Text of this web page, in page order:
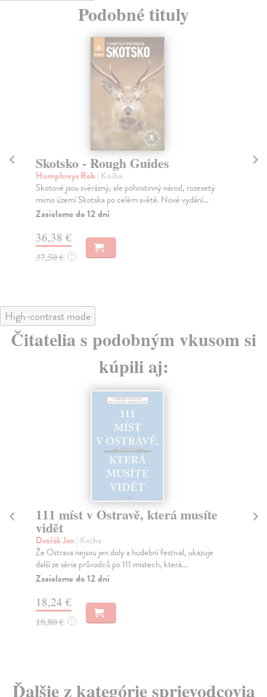
Podobné tituly
Skotsko - Rough Guides
Humphreys Rob | Kniha
Skotové jsou svérázný, ale pohostinný národ, rozesetý
mimo území Skotska po celém světě. Nové vydání...
Zasielame do 12 dní
36,38 €
37,50 € ?
High-contrast mode
Čitatelia s podobným vkusom si
kúpili aj:
111 míst v Ostravě, která musíte
vidět
Dvořák Jan | Kniha
Že Ostrava nejsou jen doly a hudební festival, ukazuje
další ze série průvodců po 111 mistech, která...
Zasielame do 12 dní
18,24 €
18,80 € ?
Ďalšie z kategórie sprievodcovia